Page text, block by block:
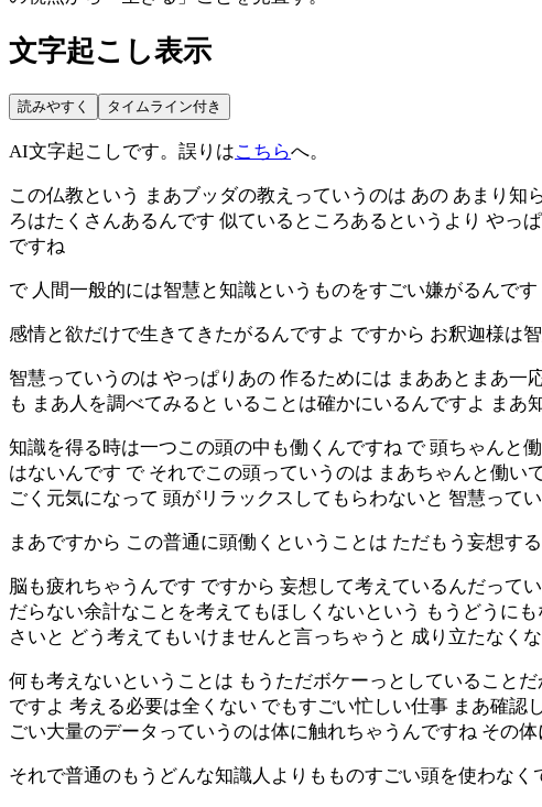
文字起こし表示
読みやすく タイムライン付き
AI文字起こしです。誤りはこちらへ。
この仏教という まあブッダの教えっていうのは あの あまり
ろはたくさんあるんです 似ているところあるというより やっ
ですね
で 人間一般的には智慧と知識というものをすごい嫌がるんです
感情と欲だけで生きてきたがるんですよ ですから お釈迦様は
智慧っていうのは やっぱりあの 作るためには まああとまあ
も まあ人を調べてみると いることは確かにいるんですよ ま
知識を得る時は一つこの頭の中も働くんですね で 頭ちゃんと
はないんです で それでこの頭っていうのは まあちゃんと働
ごく元気になって 頭がリラックスしてもらわないと 智慧って
まあですから この普通に頭働くということは ただもう妄想す
脳も疲れちゃうんです ですから 妄想して考えているんだって
だらない余計なことを考えてもほしくないという もうどうに
さいと どう考えてもいけませんと言っちゃうと 成り立たなく
何も考えないということは もうただボケーっとしていること
ですよ 考える必要は全くない でもすごい忙しい仕事 まあ確
ごい大量のデータっていうのは体に触れちゃうんですね その
それで普通のもうどんな知識人よりもものすごい頭を使わなく